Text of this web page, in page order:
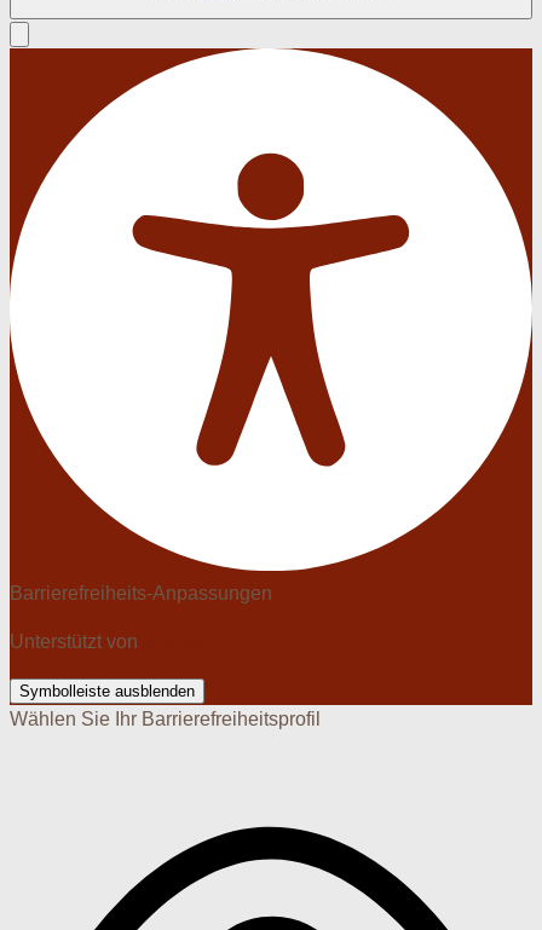
Barrierefreiheits-Anpassungen
Unterstützt von
Symbolleiste ausblenden
Wählen Sie Ihr Barrierefreiheitsprofil